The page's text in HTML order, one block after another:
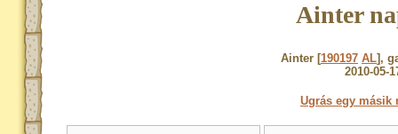
Ainter
Ainter [190197 AL],
2010-05-
Ugrás egy másik